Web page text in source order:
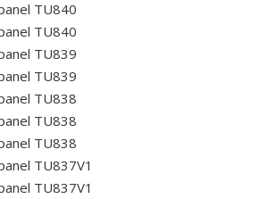
TU840
TU840
TU839
TU839
TU838
TU838
TU838
TU837V1
TU837V1